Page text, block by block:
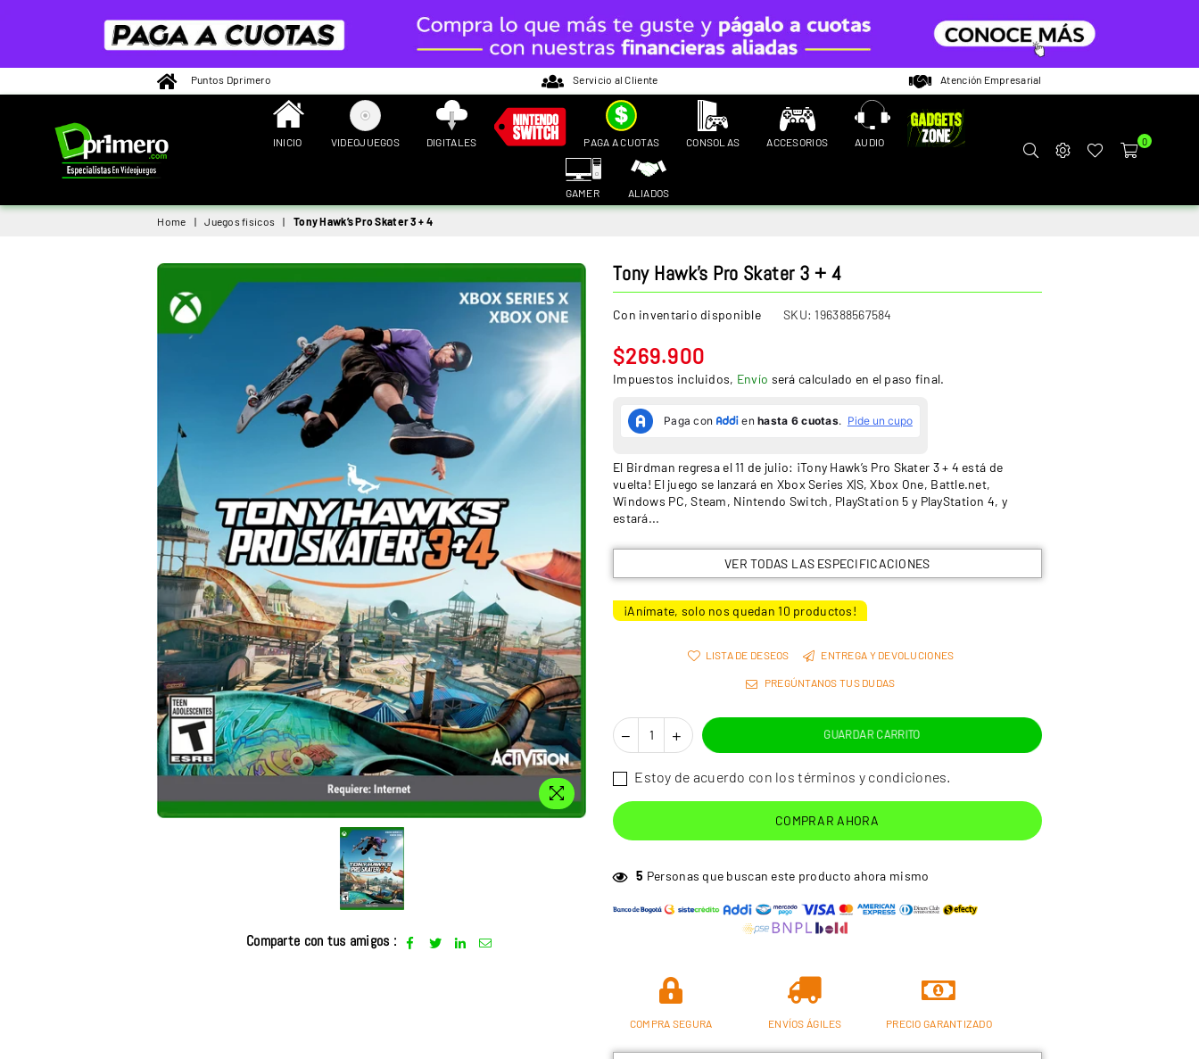
Puntos Dprimero Servicio al Cliente Atención Empresarial
INICIO VIDEOJUEGOS DIGITALES PAGA A CUOTAS CONSOLAS ACCESORIOS AUDIO
GAMER ALIADOS
0
Home | Juegos fisicos | Tony Hawk’s Pro Skater 3 + 4
Comparte con tus amigos :
Tony Hawk’s Pro Skater 3 + 4
Con inventario disponible SKU:196388567584
Precio
habitual
$269.900
Impuestos incluidos, Envío será calculado en el paso final.
El Birdman regresa el 11 de julio: ¡Tony Hawk’s Pro Skater 3 + 4 está de
vuelta! El juego se lanzará en Xbox Series X|S, Xbox One, Battle.net,
Windows PC, Steam, Nintendo Switch, PlayStation 5 y PlayStation 4, y
estará...
VER TODAS LAS ESPECIFICACIONES
¡Anímate, solo nos quedan10 productos!
LISTA DE DESEOS ENTREGA Y DEVOLUCIONES
PREGÚNTANOS TUS DUDAS
GUARDAR CARRITO
Estoy de acuerdo con los términos y condiciones.
COMPRAR AHORA
5 Personas que buscan este producto ahora mismo
COMPRA SEGURA ENVÍOS ÁGILES PRECIO GARANTIZADO